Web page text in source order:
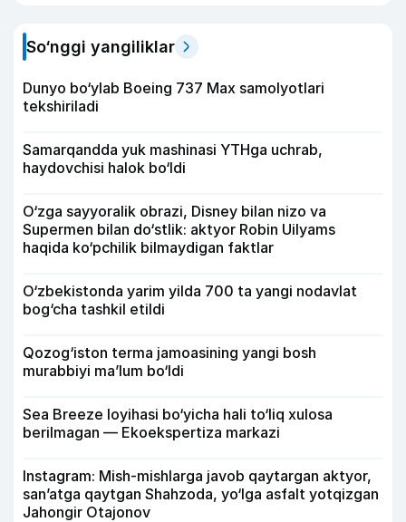
So‘nggi yangiliklar
Dunyo bo‘ylab Boeing 737 Max samolyotlari
tekshiriladi
Samarqandda yuk mashinasi YTHga uchrab,
haydovchisi halok bo‘ldi
O‘zga sayyoralik obrazi, Disney bilan nizo va
Supermen bilan do‘stlik: aktyor Robin Uilyams
haqida ko‘pchilik bilmaydigan faktlar
O‘zbekistonda yarim yilda 700 ta yangi nodavlat
bog‘cha tashkil etildi
Qozog‘iston terma jamoasining yangi bosh
murabbiyi ma’lum bo‘ldi
Sea Breeze loyihasi bo‘yicha hali to‘liq xulosa
berilmagan — Ekoekspertiza markazi
Instagram: Mish-mishlarga javob qaytargan aktyor,
san’atga qaytgan Shahzoda, yo‘lga asfalt yotqizgan
Jahongir Otajonov